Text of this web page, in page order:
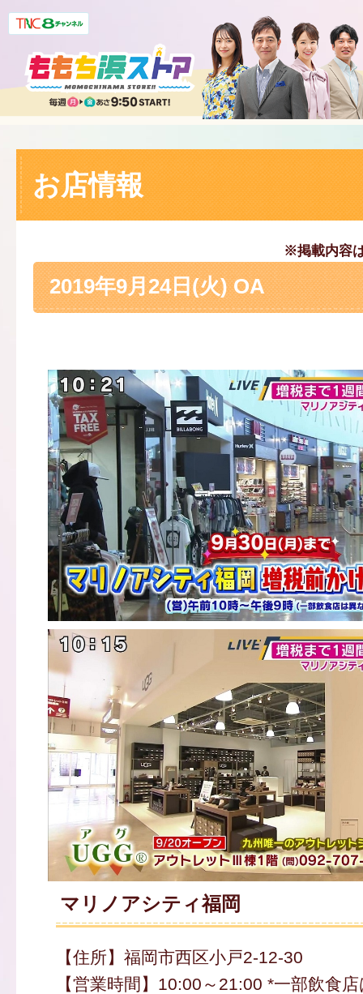
お店情報
※掲載内容
2019年9月24日(火) OA
マリノアシティ福岡
【住所】福岡市西区小戸2-12-30
【営業時間】10:00～21:00 *一部飲食